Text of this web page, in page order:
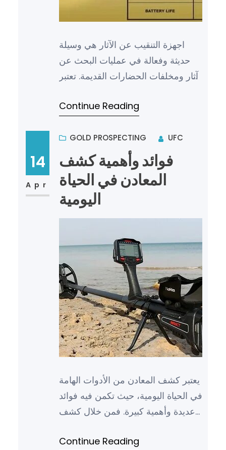
اجهزة التنقيب عن الآثار هي وسيلة
حديثة وفعالة في عمليات البحث عن
آثار ومخلفات الحضارات القديمة. تعتبر
والتاريخ، حيث تس…
Continue Reading
14
Apr
GOLD PROSPECTING UFC
فوائد وأهمية كشف
المعادن في الحياة
اليومية
يعتبر كشف المعادن من الأدوات الهامة
في الحياة اليومية، حيث تكمن فيه فوائد
عديدة وأهمية كبيرة. فمن خلال كشف
الطبيعية مث…
Continue Reading